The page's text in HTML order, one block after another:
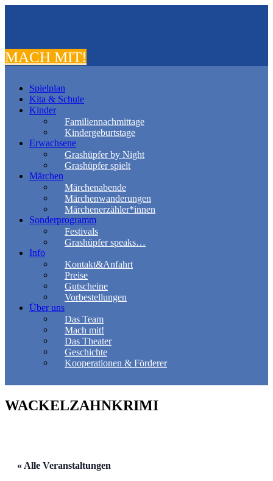
MACH MIT!
Spielplan
Kita & Schule
Kinder
Familiennachmittage
Kindergeburtstage
Erwachsene
Grashüpfer by Night
Grashüpfer spielt
Märchen
Märchenabende
Märchenwanderungen
Märchenerzähler*innen
Sonderprogramm
Festivals
Grashüpfer speaks…
Info
Kontakt&Anfahrt
Preise
Gutscheine
Vorbestellungen
Über uns
Das Team
Mach mit!
Das Theater
Geschichte
Kooperationen & Förderer
WACKELZAHNKRIMI
« Alle Veranstaltungen